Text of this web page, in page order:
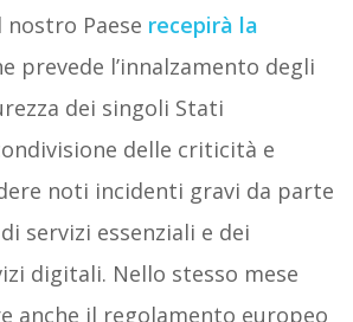
nostro Paese recepirà la
prevede l’innalzamento degli
dei singoli Stati
delle criticità e
noti incidenti gravi da parte
servizi essenziali e dei
digitali. Nello stesso mese
anche il regolamento europeo